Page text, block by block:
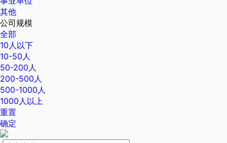
其他
公司规模
全部
10人以下
10-50人
50-200人
200-500人
500-1000人
1000人以上
重置
确定